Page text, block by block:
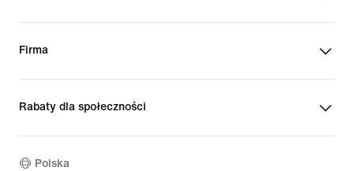
Firma
Rabaty dla społeczności
Polska